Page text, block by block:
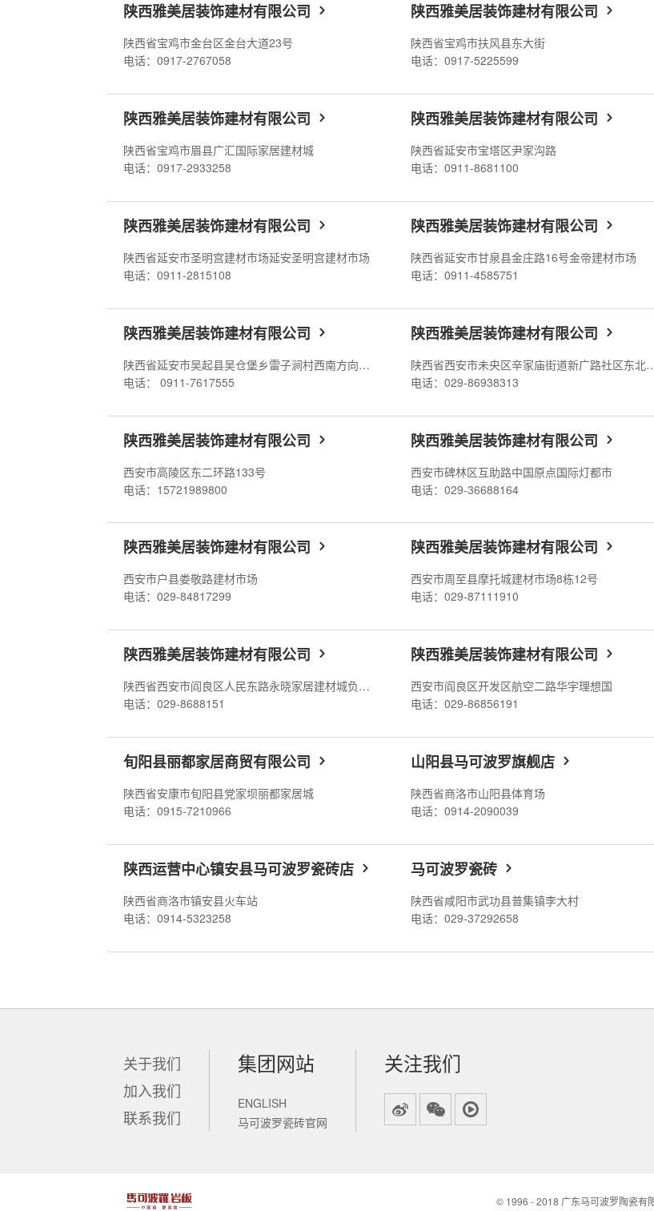
陕西雅美居装饰建材有限公司
陕西省宝鸡市金台区金台大道23号
电话：0917-2767058
陕西雅美居装饰建材有限公司
陕西省宝鸡市扶风县东大街
电话：0917-5225599
陕西雅美居装饰建材有限公司
陕西省宝鸡市眉县广汇国际家居建材城
电话：0917-2933258
陕西雅美居装饰建材有限公司
陕西省延安市宝塔区尹家沟路
电话：0911-8681100
陕西雅美居装饰建材有限公司
陕西省延安市圣明宫建材市场延安圣明宫建材市场
电话：0911-2815108
陕西雅美居装饰建材有限公司
陕西省延安市甘泉县金庄路16号金帝建材市场
电话：0911-4585751
陕西雅美居装饰建材有限公司
陕西省延安市吴起县吴仓堡乡雷子涧村西南方向约2.48公里
电话： 0911-7617555
陕西雅美居装饰建材有限公司
陕西省西安市未央区辛家庙
电话：029-86938313
陕西雅美居装饰建材有限公司
西安市高陵区东二环路133号
电话：15721989800
陕西雅美居装饰建材有限公司
西安市碑林区互助路中国原点国际灯都市
电话：029-36688164
陕西雅美居装饰建材有限公司
西安市户县娄敬路建材市场
电话：029-84817299
陕西雅美居装饰建材有限公司
西安市周至县摩托城建材市场8栋12号
电话：029-87111910
陕西雅美居装饰建材有限公司
陕西省西安市阎良区人民东路永晓家居建材城负一层
电话：029-8688151
陕西雅美居装饰建材有限公司
西安市阎良区开发区航空二路华宇理想国
电话：029-86856191
旬阳县丽都家居商贸有限公司
陕西省安康市旬阳县党家坝丽都家居城
电话：0915-7210966
山阳县马可波罗旗舰店
陕西省商洛市山阳县体育场
电话：0914-2090039
陕西运营中心镇安县马可波罗瓷砖店
陕西省商洛市镇安县火车站
电话：0914-5323258
马可波罗瓷砖
陕西省咸阳市武功县普集镇李大村
电话：029-37292658
关于我们
加入我们
联系我们
集团网站
ENGLISH
马可波罗瓷砖官网
关注我们
© 1996 - 2018 广东马可波罗陶瓷有